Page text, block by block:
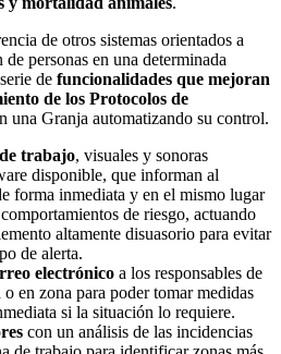
de otros sistemas orientados a
personas en una determinada
de funcionalidades que mejoran
de los Protocolos de
una Granja automatizando su control.
trabajo, visuales y sonoras
disponible, que informan al
forma inmediata y en el mismo lugar
de riesgo, actuando
altamente disuasorio para evitar
de alerta.
electrónico a los responsables de
en zona para poder tomar medidas
si la situación lo requiere.
con un análisis de las incidencias